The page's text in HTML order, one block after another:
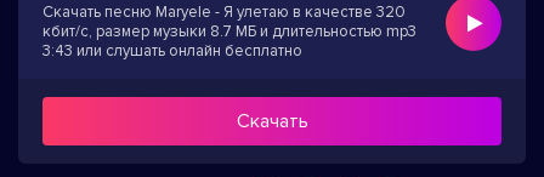
Скачать песню Maryele - Я улетаю в качестве 320
кбит/с, размер музыки 8.7 МБ и длительностью mp3
3:43 или слушать онлайн бесплатно
Скачать